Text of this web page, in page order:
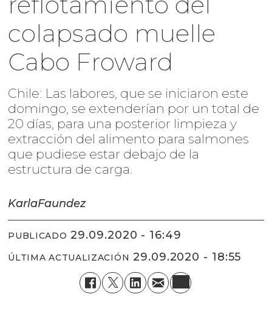
colapsado muelle
Cabo Froward
Chile: Las labores, que se iniciaron este
domingo, se extenderían por un total de
20 días, para una posterior limpieza y
extracción del alimento para salmones
que pudiese estar debajo de la
estructura de carga.
KarlaFaundez
PUBLICADO 29.09.2020 - 16:49
ÚLTIMA ACTUALIZACIÓN 29.09.2020 - 18:55